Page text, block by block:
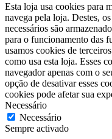
Esta loja usa cookies para
navega pela loja. Destes,
necessários são
para o funcionamento das
usamos cookies de
como usa esta loja. Esses
navegador apenas com o
opção de desativar esses
cookies pode afetar sua
Necessário
Necessário
Sempre activado